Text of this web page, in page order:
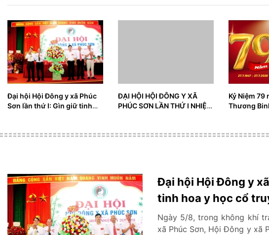
Đại hội Hội Đông y xã Phúc
Sơn lần thứ I: Gìn giữ tinh
cộng đồng
ĐẠI HỘI HỘI ĐÔNG Y XÃ
PHÚC SƠN LẦN THỨ I NHIỆM
Kỷ Niệm 79
Thương
Đại hội Hội Đông y
tinh hoa y học cổ
sức khỏe cộng đồng
Ngày 5/8, trong không khí
xã Phúc Sơn, Hội Đông y xã